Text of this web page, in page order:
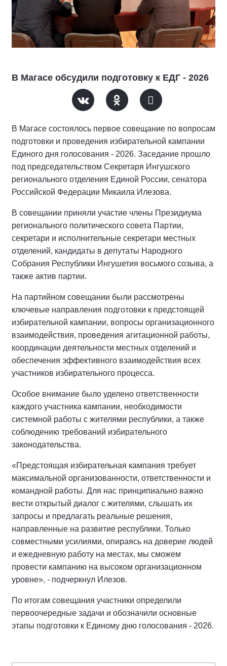
В Магасе обсудили подготовку к ЕДГ - 2026
В Магасе состоялось первое совещание по вопросам
подготовки и проведения избирательной кампании
Единого дня голосования - 2026. Заседание прошло
под председательством Секретаря Ингушского
регионального отделения Единой России, сенатора
Российской Федерации Микаила Илезова.
В совещании приняли участие члены Президиума
регионального политического совета Партии,
секретари и исполнительные секретари местных
отделений, кандидаты в депутаты Народного
Собрания Республики Ингушетия восьмого созыва, а
также актив партии.
На партийном совещании были рассмотрены
ключевые направления подготовки к предстоящей
избирательной кампании, вопросы организационного
взаимодействия, проведения агитационной работы,
координации деятельности местных отделений и
обеспечения эффективного взаимодействия всех
участников избирательного процесса.
Особое внимание было уделено ответственности
каждого участника кампании, необходимости
системной работы с жителями республики, а также
соблюдению требований избирательного
законодательства.
«Предстоящая избирательная кампания требует
максимальной организованности, ответственности и
командной работы. Для нас принципиально важно
вести открытый диалог с жителями, слышать их
запросы и предлагать реальные решения,
направленные на развитие республики. Только
совместными усилиями, опираясь на доверие людей
и ежедневную работу на местах, мы сможем
провести кампанию на высоком организационном
уровне», - подчеркнул Илезов.
По итогам совещания участники определили
первоочередные задачи и обозначили основные
этапы подготовки к Единому дню голосования - 2026.